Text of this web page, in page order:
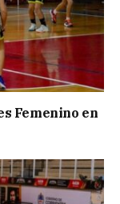
Femenino en